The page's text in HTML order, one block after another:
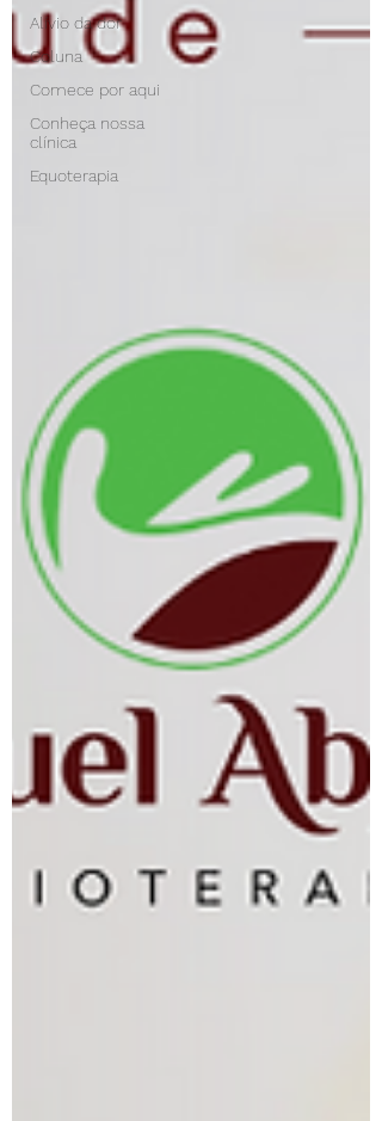
Alívio da dor
Coluna
Comece por aqui
Conheça nossa
clínica
Equoterapia